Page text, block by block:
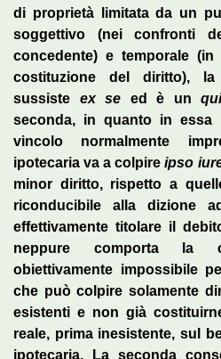
di proprietà limitata da un
soggettivo (nei confronti
concedente) e temporale
costituzione del diritto), la
sussiste ex se ed è un
seconda, in quanto in essa
vincolo normalmente
ipotecaria va a colpireipso
minor diritto, rispetto a
riconducibile alla dizione
effettivamente titolare il
neppure comporta la
obiettivamente impossibile
che può colpire solamente
esistenti e non già
reale, prima inesistente, sul
ipotecaria. La seconda